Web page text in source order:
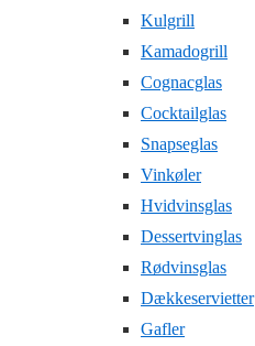
Kulgrill
Kamadogrill
Cognacglas
Cocktailglas
Snapseglas
Vinkøler
Hvidvinsglas
Dessertvinglas
Rødvinsglas
Dækkeservietter
Gafler